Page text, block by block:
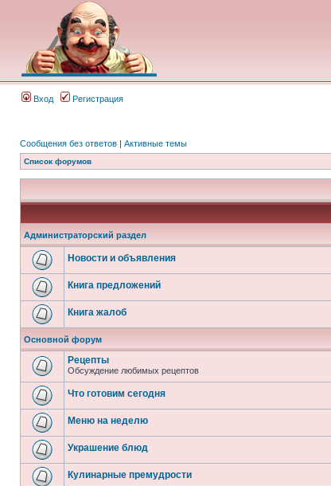
Вход Регистрация
Сообщения без ответов | Активные темы
Список форумов
Администраторский раздел
Новости и объявления
Книга предложений
Книга жалоб
Основной форум
Рецепты
Обсуждение любимых рецептов
Что готовим сегодня
Меню на неделю
Украшение блюд
Кулинарные премудрости